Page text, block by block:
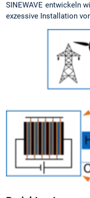
SINEWAVE entwickeln
exzessive Installation